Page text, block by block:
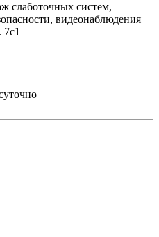
слаботочных систем,
видеонаблюдения